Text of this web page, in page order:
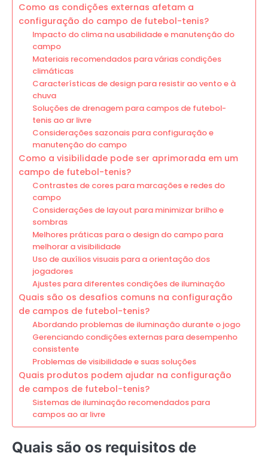
Como as condições externas afetam a
configuração do campo de futebol-tenis?
Impacto do clima na usabilidade e manutenção do
campo
Materiais recomendados para várias condições
climáticas
Características de design para resistir ao vento e à
chuva
Soluções de drenagem para campos de futebol-
tenis ao ar livre
Considerações sazonais para configuração e
manutenção do campo
Como a visibilidade pode ser aprimorada em um
campo de futebol-tenis?
Contrastes de cores para marcações e redes do
campo
Considerações de layout para minimizar brilho e
sombras
Melhores práticas para o design do campo para
melhorar a visibilidade
Uso de auxílios visuais para a orientação dos
jogadores
Ajustes para diferentes condições de iluminação
Quais são os desafios comuns na configuração
de campos de futebol-tenis?
Abordando problemas de iluminação durante o jogo
Gerenciando condições externas para desempenho
consistente
Problemas de visibilidade e suas soluções
Quais produtos podem ajudar na configuração
de campos de futebol-tenis?
Sistemas de iluminação recomendados para
campos ao ar livre
Quais são os requisitos de